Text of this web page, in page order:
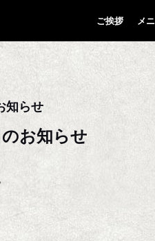
ご挨拶 メ
知らせ
お知らせ